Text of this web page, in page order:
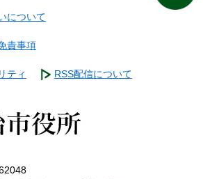
について
責事項
ティ RSS配信について